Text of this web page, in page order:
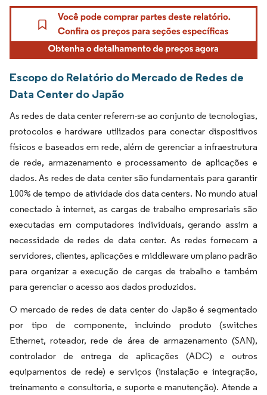
Escopo do Relatório do Mercado de Redes de
Data Center do Japão
As redes de data center referem-se ao conjunto de tecnologias,
protocolos e hardware utilizados para conectar dispositivos
físicos e baseados em rede, além de gerenciar a infraestrutura
de rede, armazenamento e processamento de aplicações e
dados. As redes de data center são fundamentais para garantir
100% de tempo de atividade dos data centers. No mundo atual
conectado à internet, as cargas de trabalho empresariais são
executadas em computadores individuais, gerando assim a
necessidade de redes de data center. As redes fornecem a
servidores, clientes, aplicações e middleware um plano padrão
para organizar a execução de cargas de trabalho e também
para gerenciar o acesso aos dados produzidos.
O mercado de redes de data center do Japão é segmentado
por tipo de componente, incluindo produto (switches
Ethernet, roteador, rede de área de armazenamento (SAN),
controlador de entrega de aplicações (ADC) e outros
equipamentos de rede) e serviços (instalação e integração,
treinamento e consultoria, e suporte e manutenção). Atende a